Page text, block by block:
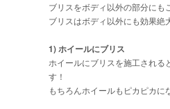
ブリスをボディ以外の部分に
ブリスはボディ以外にも効果絶
1) ホイールにブリス
ホイールにブリスを施工される
す！
もちろんホイールもピカピカに